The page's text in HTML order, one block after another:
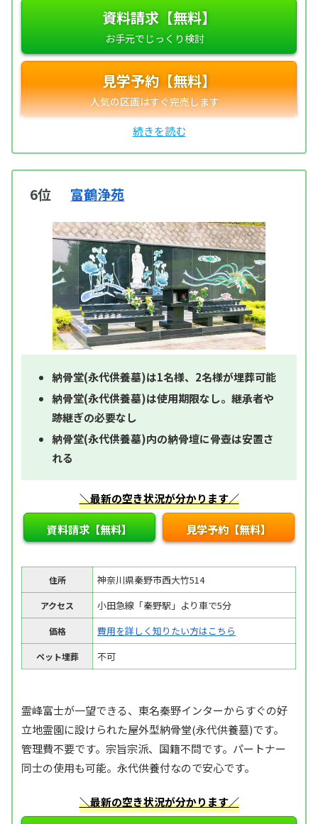
資料請求【無料】
見学予約【無料】
6位 富鶴浄苑
納骨堂(永代供養墓)は1名様、2名様が埋葬可能
納骨堂(永代供養墓)は使用期限なし。継承者や
跡継ぎの必要なし
納骨堂(永代供養墓)内の納骨壇に骨壺は安置さ
れる
＼最新の空き状況が分かります／
資料請求【無料】 見学予約【無料】
住所 神奈川県秦野市西大竹514
アクセス 小田急線「秦野駅」より車で5分
価格 費用を詳しく知りたい方はこちら
ペット埋葬 不可
霊峰富士が一望できる、東名秦野インターからすぐの好
立地霊園に設けられた屋外型納骨堂(永代供養墓)です。
管理費不要です。宗旨宗派、国籍不問です。パートナー
同士の使用も可能。永代供養付なので安心です。
＼最新の空き状況が分かります／